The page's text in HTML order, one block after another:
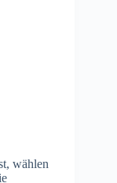
wählen